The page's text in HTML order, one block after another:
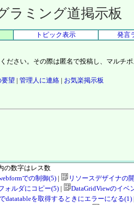
ラミング道掲示板
トピック表示 発言
さい。その際は匿名で投稿し、マルチ
望 | 管理人に連絡| お気楽掲示板
の数字はレス数
での制御(5)| リソースデザイナの
ォルダにコピー(5)| DataGridViewのイベ
datatableを取得するときにエラーになる(1)|